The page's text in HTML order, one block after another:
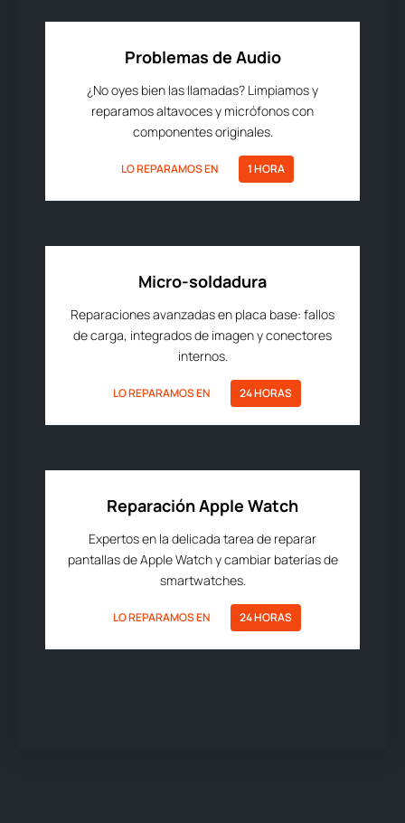
Problemas de Audio
¿No oyes bien las llamadas? Limpiamos y
reparamos altavoces y micrófonos con
componentes originales.
LO REPARAMOS EN 1 HORA
Micro-soldadura
Reparaciones avanzadas en placa base: fallos
de carga, integrados de imagen y conectores
internos.
LO REPARAMOS EN 24 HORAS
Reparación Apple Watch
Expertos en la delicada tarea de reparar
pantallas de Apple Watch y cambiar baterías de
smartwatches.
LO REPARAMOS EN 24 HORAS